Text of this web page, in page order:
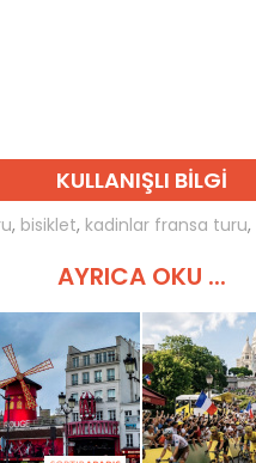
KULLANIŞLI BILGI
, bisiklet, kadinlar fransa turu,
AYRICA OKU ...